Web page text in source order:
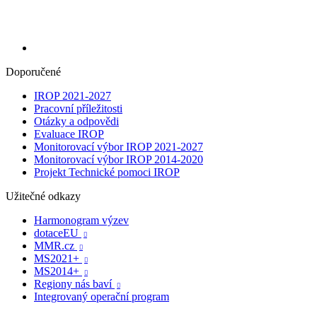
Doporučené
IROP 2021-2027
Pracovní příležitosti
Otázky a odpovědi
Evaluace IROP
Monitorovací výbor IROP 2021-2027
Monitorovací výbor IROP 2014-2020
Projekt Technické pomoci IROP
Užitečné odkazy
Harmonogram výzev
dotaceEU

MMR.cz 
MS2021+ 
MS2014+ 
Regiony nás baví 
Integrovaný operační program